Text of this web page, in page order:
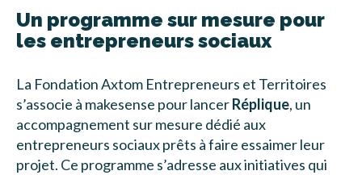
Un programme sur mesure pour
les entrepreneurs sociaux
La Fondation Axtom Entrepreneurs et Territoires
s’associe à makesense pour lancerRéplique, un
accompagnement sur mesure dédié aux
entrepreneurs sociaux prêts à faire essaimer leur
projet. Ce programme s’adresse aux initiatives qui